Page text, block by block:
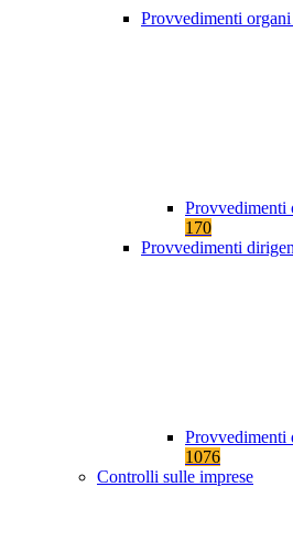
Provvedimenti
Provvedimenti
170
Provvedimenti
Provvedimenti
1076
Controlli sulle imprese